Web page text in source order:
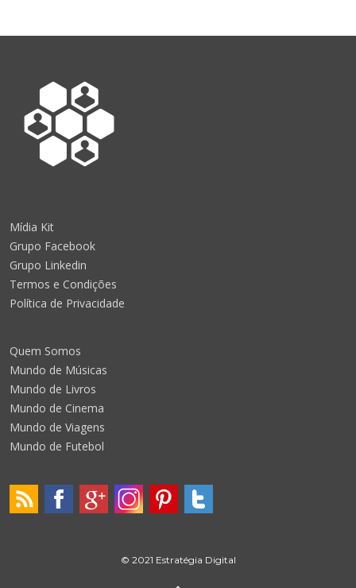
Mídia Kit
Grupo Facebook
Grupo Linkedin
Termos e Condições
Política de Privacidade
Quem Somos
Mundo de Músicas
Mundo de Livros
Mundo de Cinema
Mundo de Viagens
Mundo de Futebol
© 2021 Estratégia Digital